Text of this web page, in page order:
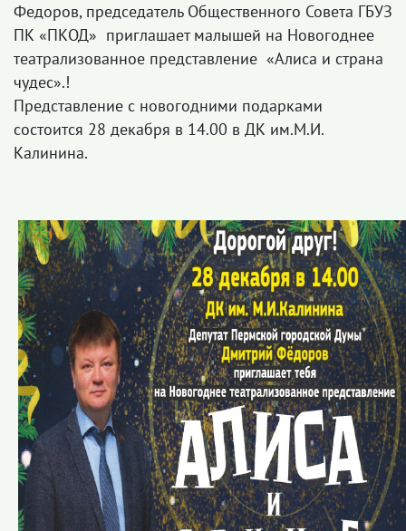
Федоров, председатель Общественного Совета ГБУЗ
ПК «ПКОД» приглашает малышей на Новогоднее
театрализованное представление «Алиса и страна
чудес».!
Представление с новогодними подарками
состоится 28 декабря в 14.00 в ДК им.М.И.
Калинина.